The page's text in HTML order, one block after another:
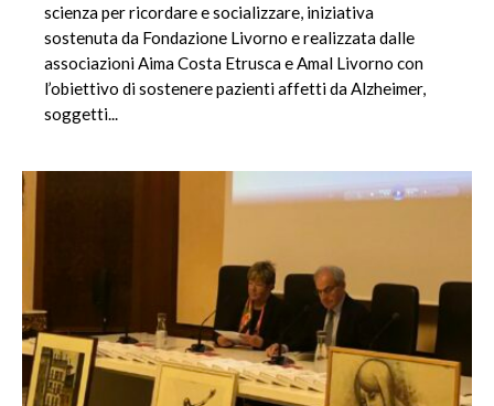
scienza per ricordare e socializzare, iniziativa
sostenuta da Fondazione Livorno e realizzata dalle
associazioni Aima Costa Etrusca e Amal Livorno con
l’obiettivo di sostenere pazienti affetti da Alzheimer,
soggetti...